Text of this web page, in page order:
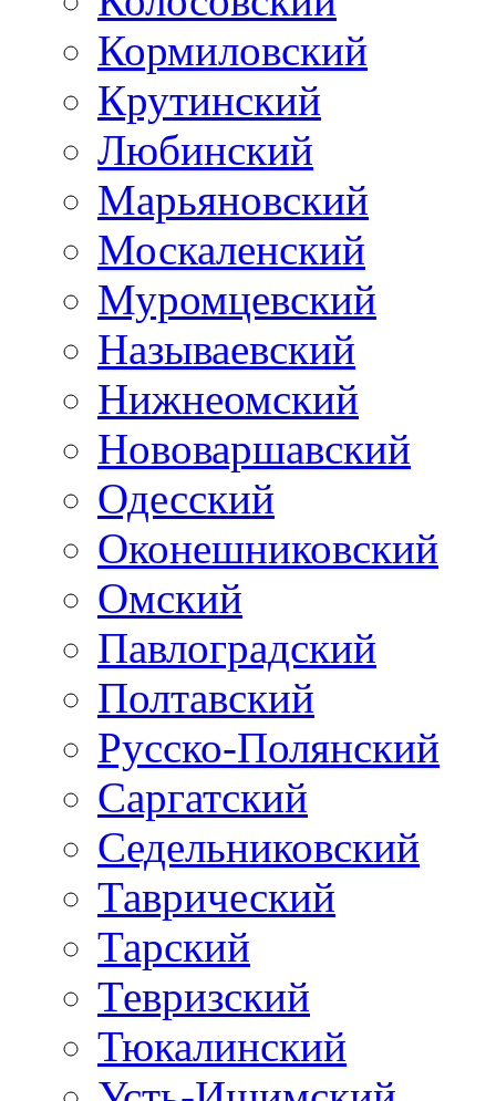
Кормиловский
Крутинский
Любинский
Марьяновский
Москаленский
Муромцевский
Называевский
Нижнеомский
Нововаршавский
Одесский
Оконешниковский
Омский
Павлоградский
Полтавский
Русско-Полянский
Саргатский
Седельниковский
Таврический
Тарский
Тевризский
Тюкалинский